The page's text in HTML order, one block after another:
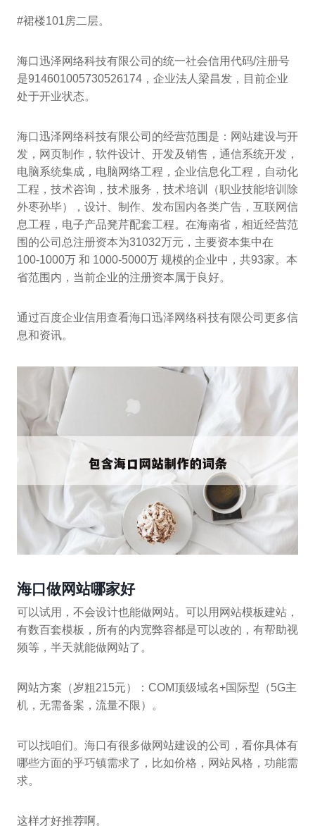
#裙楼101房二层。
海口迅泽网络科技有限公司的统一社会信用代码/注册号
是914601005730526174，企业法人梁昌发，目前企业
处于开业状态。
海口迅泽网络科技有限公司的经营范围是：网站建设与开
发，网页制作，软件设计、开发及销售，通信系统开发，
电脑系统集成，电脑网络工程，企业信息化工程，自动化
工程，技术咨询，技术服务，技术培训（职业技能培训除
外枣孙毕），设计、制作、发布国内各类广告，互联网信
息工程，电子产品凳芹配套工程。在海南省，相近经营范
围的公司总注册资本为31032万元，主要资本集中在
100-1000万 和 1000-5000万 规模的企业中，共93家。本
省范围内，当前企业的注册资本属于良好。
通过百度企业信用查看海口迅泽网络科技有限公司更多信
息和资讯。
海口做网站哪家好
可以试用，不会设计也能做网站。可以用网站模板建站，
有数百套模板，所有的内宽弊容都是可以改的，有帮助视
频等，半天就能做网站了。
网站方案（岁粗215元）：COM顶级域名+国际型（5G主
机，无需备案，流量不限）。
可以找咱们。海口有很多做网站建设的公司，看你具体有
哪些方面的乎巧镇需求了，比如价格，网站风格，功能需
求。
这样才好推荐啊。